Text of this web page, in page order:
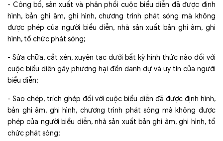
- Công bố, sản xuất và phân phối cuộc biểu diễn đã được định
hình, bản ghi âm, ghi hình, chương trình phát sóng mà không
được phép của người biểu diễn, nhà sản xuất bản ghi âm, ghi
hình, tổ chức phát sóng;
- Sửa chữa, cắt xén, xuyên tạc dưới bất kỳ hình thức nào đối với
cuộc biểu diễn gây phương hại đến danh dự và uy tín của người
biểu diễn;
- Sao chép, trích ghép đối với cuộc biểu diễn đã được định hình,
bản ghi âm, ghi hình, chương trình phát sóng mà không được
phép của người biểu diễn, nhà sản xuất bản ghi âm, ghi hình, tổ
chức phát sóng;